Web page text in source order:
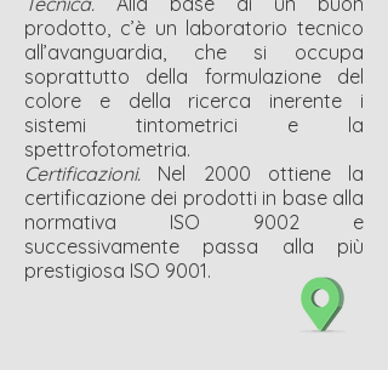
prodotto, c’è un laboratorio tecnico
all’avanguardia, che si occupa
soprattutto della formulazione del
colore e della ricerca inerente i
sistemi tintometrici e la
spettrofotometria.
Certificazioni. Nel 2000 ottiene la
certificazione dei prodotti in base alla
normativa ISO 9002 e
successivamente passa alla più
prestigiosa ISO 9001.